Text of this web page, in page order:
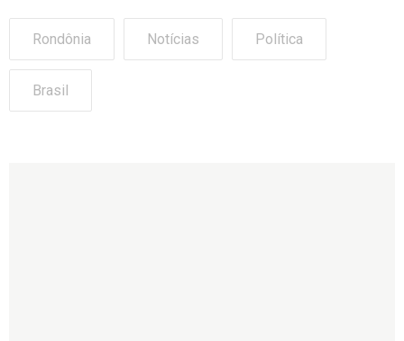
Rondônia Notícias Política
Brasil